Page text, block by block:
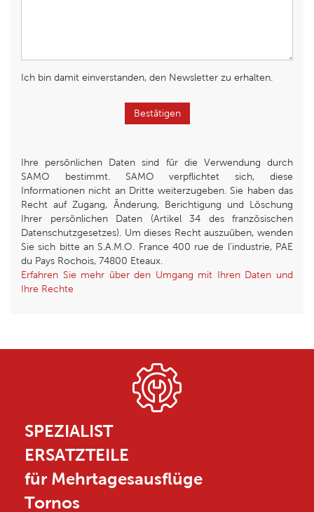
Ich bin damit einverstanden, den Newsletter zu erhalten.
Bestätigen
Ihre persönlichen Daten sind für die Verwendung durch
SAMO bestimmt. SAMO verpflichtet sich, diese
Informationen nicht an Dritte weiterzugeben. Sie haben das
Recht auf Zugang, Änderung, Berichtigung und Löschung
Ihrer persönlichen Daten (Artikel 34 des französischen
Datenschutzgesetzes). Um dieses Recht auszuüben, wenden
Sie sich bitte an S.A.M.O. France 400 rue de l’industrie, PAE
du Pays Rochois, 74800 Eteaux.
Erfahren Sie mehr über den Umgang mit Ihren Daten und
Ihre Rechte
SPEZIALIST
ERSATZTEILE
für Mehrtagesausflüge
Tornos